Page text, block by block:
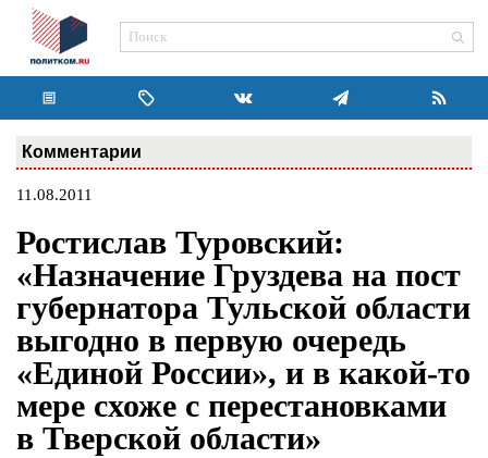
Комментарии
11.08.2011
Ростислав Туровский:
«Назначение Груздева на пост
губернатора Тульской области
выгодно в первую очередь
«Единой России», и в какой-то
мере схоже с перестановками
в Тверской области»